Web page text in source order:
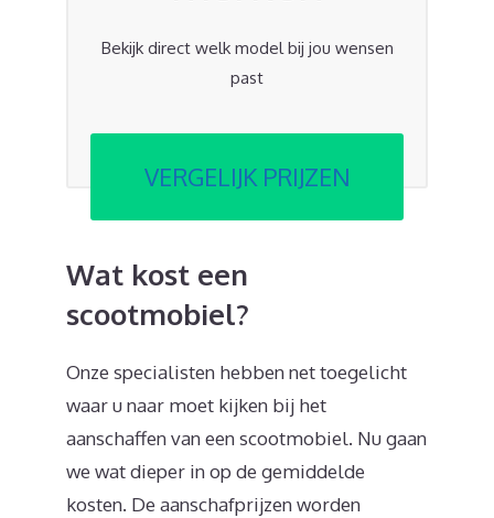
Bekijk direct welk model bij jou wensen
past
VERGELIJK PRIJZEN
Wat kost een
scootmobiel?
Onze specialisten hebben net toegelicht
waar u naar moet kijken bij het
aanschaffen van een scootmobiel. Nu gaan
we wat dieper in op de gemiddelde
kosten. De aanschafprijzen worden